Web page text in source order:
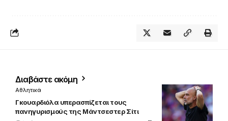
Διαβάστε ακόμη
Αθλητικά
Γκουαρδιόλα υπερασπίζεται τους
πανηγυρισμούς της Μάντσεστερ Σίτι